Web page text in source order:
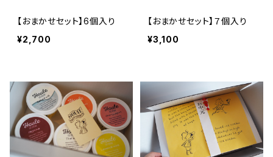
【おまかせセット】6個入り
¥2,700
【おまかせセット】７個入り
¥3,100